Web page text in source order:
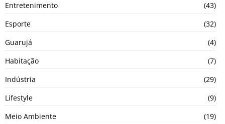
Entretenimento
(43)
Esporte
(32)
Guarujá
(4)
Habitação
(7)
Indústria
(29)
Lifestyle
(9)
Meio Ambiente
(19)